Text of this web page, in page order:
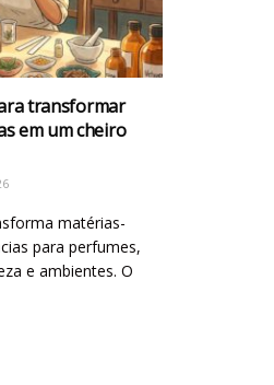
transformar
em um cheiro
matérias-
para perfumes,
e ambientes. O